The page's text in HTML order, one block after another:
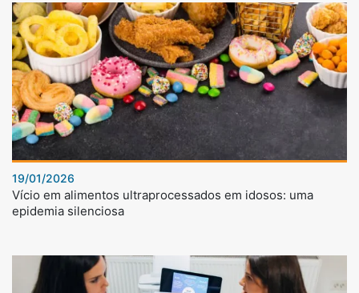
19/01/2026
Vício em alimentos ultraprocessados em idosos: uma
epidemia silenciosa